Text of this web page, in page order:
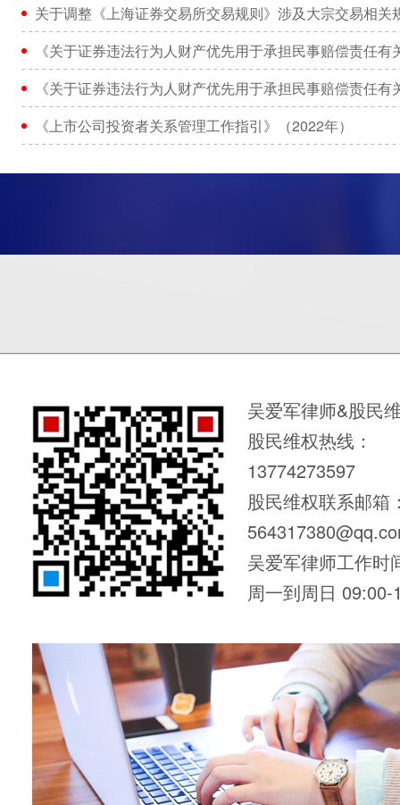
关于调整《上海证券交易所交易规则》涉及大宗交易相关
《关于证券违法行为人财产优先用于承担民事赔偿责任有
《关于证券违法行为人财产优先用于承担民事赔偿责任有
《上市公司投资者关系管理工作指引》（2022年）
吴爱军律师&股民
股民维权热线：
13774273597
股民维权联系邮箱
吴爱军律师工作时
周一到周日 09:00-